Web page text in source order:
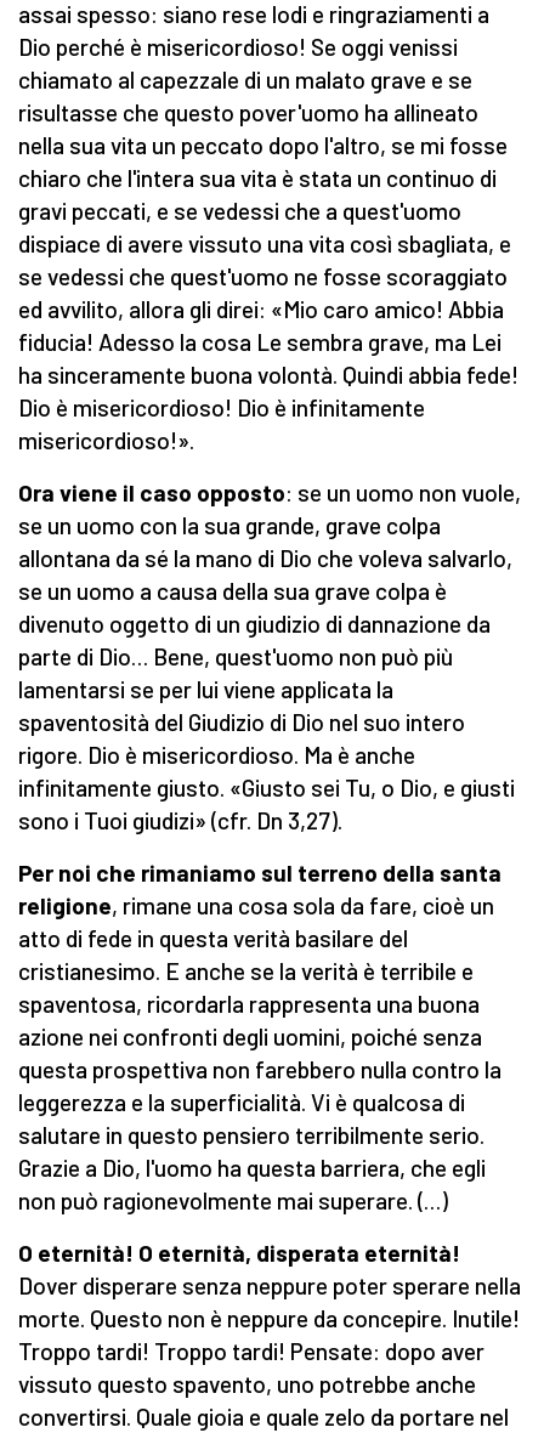
assai spesso: siano rese lodi e ringraziamenti a
Dio perché è misericordioso! Se oggi venissi
chiamato al capezzale di un malato grave e se
risultasse che questo pover'uomo ha alli­neato
nella sua vita un peccato dopo l'altro, se mi fosse
chiaro che l'intera sua vita è stata un continuo di
gravi peccati, e se vedessi che a quest'uomo
dispiace di avere vissuto una vita così sbagliata, e
se vedessi che quest'uo­mo ne fosse scoraggiato
ed avvilito, allora gli direi: «Mio caro amico! Abbia
fiducia! Adesso la cosa Le sembra grave, ma Lei
ha sinceramente buona volontà. Quindi abbia fede!
Dio è misericordioso! Dio è infinitamente
misericordioso!».
Ora viene il caso opposto: se un uomo non vuole,
se un uomo con la sua grande, grave colpa
allontana da sé la mano di Dio che voleva salvarlo,
se un uomo a causa della sua grave colpa è
divenuto oggetto di un giudizio di dannazione da
parte di Dio… Bene, quest'uomo non può più
lamentarsi se per lui viene applicata la
spaventosità del Giudizio di Dio nel suo intero
rigore. Dio è misericordioso. Ma è anche
infinitamente giusto. «Giusto sei Tu, o Dio, e giusti
sono i Tuoi giudizi» (cfr. Dn 3,27).
Per noi che rimaniamo sul terreno della santa
religione, ri­mane una cosa sola da fare, cioè un
atto di fede in questa verità basilare del
cristianesimo. E anche se la verità è terribile e
spaven­tosa, ricordarla rappresenta una buona
azione nei confronti degli uomini, poiché senza
questa prospettiva non farebbero nulla contro la
legge­rezza e la superficialità. Vi è qualcosa di
salutare in que­sto pensiero terribilmente serio.
Grazie a Dio, l'uomo ha questa barriera, che egli
non può ragionevolmente mai supera­re. (…)
O eternità! O eternità, disperata eternità!
Dover disperare senza neppure poter sperare nella
morte. Questo non è neppure da concepire. Inutile!
Troppo tardi! Troppo tardi! Pensate: dopo aver
vissuto questo spavento, uno potrebbe anche
conver­tirsi. Quale gioia e quale zelo da portare nel